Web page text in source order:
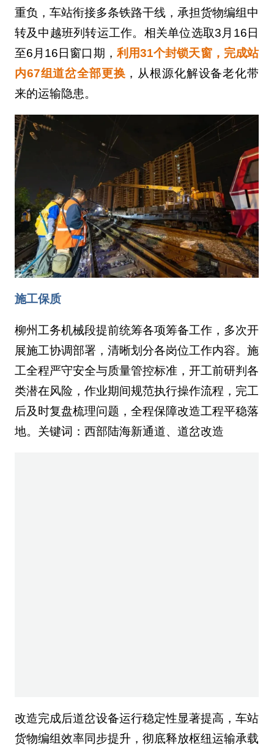
重负，车站衔接多条铁路干线，承担货物编组中
转及中越班列转运工作。相关单位选取3月16日
至6月16日窗口期，利用31个封锁天窗，完成站
内67组道岔全部更换 ，从根源化解设备老化带
来的运输隐患。
施工保质
柳州工务机械段提前统筹各项筹备工作，多次开
展施工协调部署，清晰划分各岗位工作内容。施
工全程严守安全与质量管控标准，开工前研判各
类潜在风险，作业期间规范执行操作流程，完工
后及时复盘梳理问题，全程保障改造工程平稳落
地。关键词：西部陆海新通道、道岔改造
改造完成后道岔设备运行稳定性显著提高，车站
货物编组效率同步提升，彻底释放枢纽运输承载